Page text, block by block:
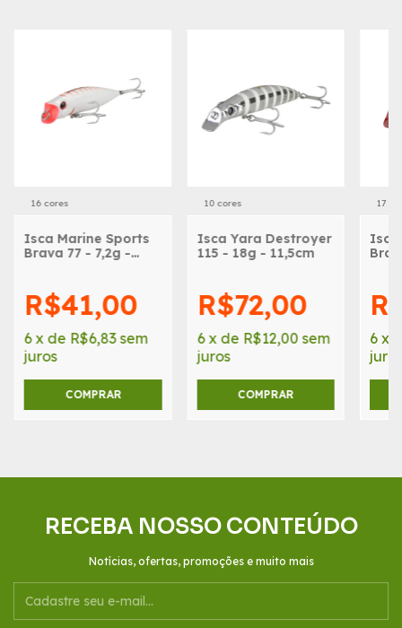
16 cores
Isca Marine Sports
Brava 77 - 7,2g -
R$41,00
6 x de R$6,83 sem
juros
COMPRAR
10 cores
Isca Yara Destroyer
115 - 18g - 11,5cm
R$72,00
6 x de R$12,00 sem
juros
COMPRAR
17
Isca
6 x
juros
RECEBA NOSSO CONTEÚDO
Notícias, ofertas, promoções e muito mais